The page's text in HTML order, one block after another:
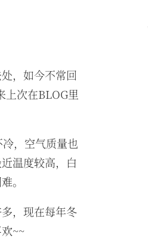
，如今不常回
上次在BLOG里
，空气质量也
温度较高，白
。
，现在每年冬
~~